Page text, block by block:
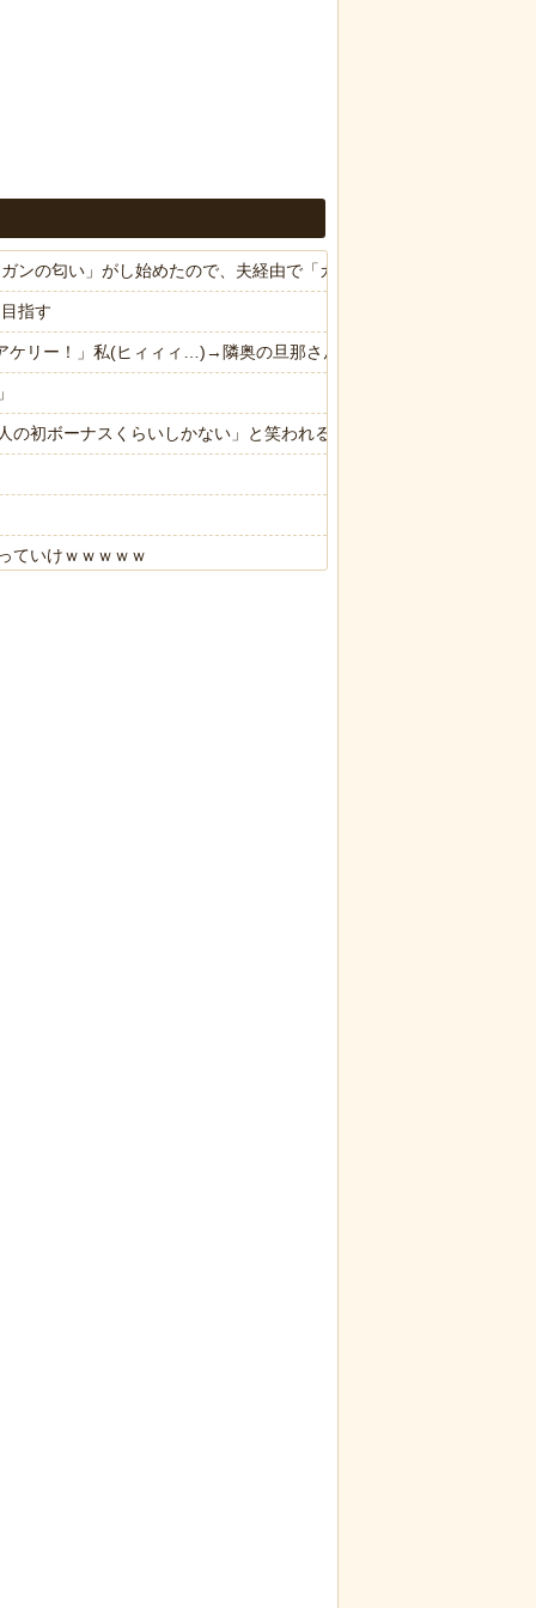
ンの匂い」がし始めたので、夫経由で「ガンではないか」と伝えた
指す
ケリー！」私(ヒィィィ…)→隣奥の旦那さんに相談したら逃げられ
の初ボーナスくらいしかない」と笑われる
ていけｗｗｗｗｗ
中の日本人の姿に世界が衝撃